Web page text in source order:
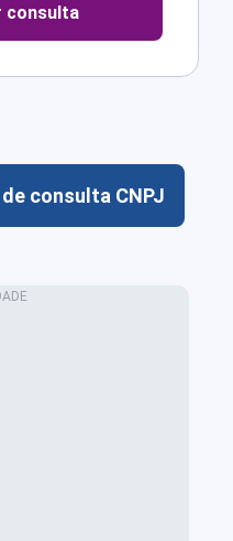
consulta
consulta CNPJ